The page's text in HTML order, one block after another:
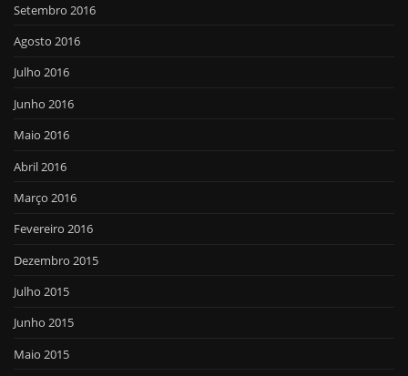
Setembro 2016
Agosto 2016
Julho 2016
Junho 2016
Maio 2016
Abril 2016
Março 2016
Fevereiro 2016
Dezembro 2015
Julho 2015
Junho 2015
Maio 2015